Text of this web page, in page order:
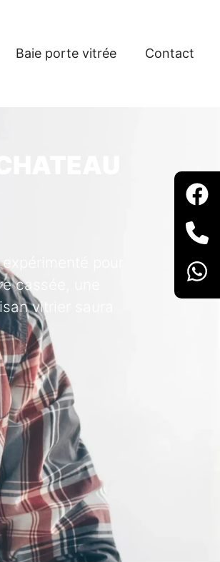
Baie porte vitrée Contact
pour
cassée, une
vitrier saura